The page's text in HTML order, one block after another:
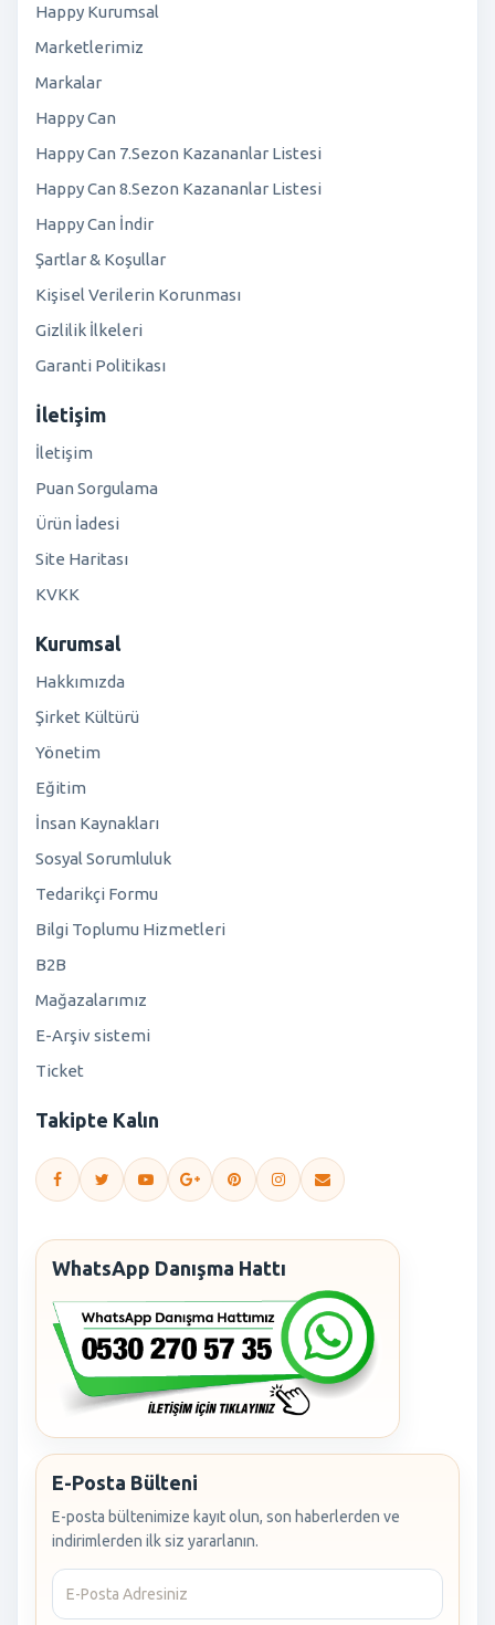
Happy Kurumsal
Marketlerimiz
Markalar
Happy Can
Happy Can 7.Sezon Kazananlar Listesi
Happy Can 8.Sezon Kazananlar Listesi
Happy Can İndir
Şartlar & Koşullar
Kişisel Verilerin Korunması
Gizlilik İlkeleri
Garanti Politikası
İletişim
İletişim
Puan Sorgulama
Ürün İadesi
Site Haritası
KVKK
Kurumsal
Hakkımızda
Şirket Kültürü
Yönetim
Eğitim
İnsan Kaynakları
Sosyal Sorumluluk
Tedarikçi Formu
Bilgi Toplumu Hizmetleri
B2B
Mağazalarımız
E-Arşiv sistemi
Ticket
Takipte Kalın
WhatsApp Danışma Hattı
E-Posta Bülteni
E-posta bültenimize kayıt olun, son haberlerden ve
indirimlerden ilk siz yararlanın.